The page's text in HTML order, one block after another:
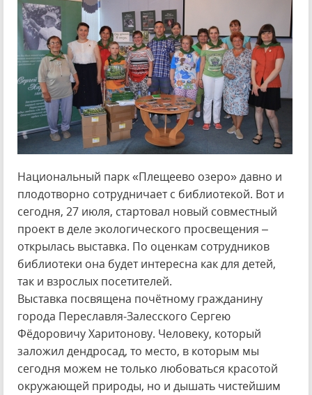
Национальный парк «Плещеево озеро» давно и
плодотворно сотрудничает с библиотекой. Вот и
сегодня, 27 июля, стартовал новый совместный
проект в деле экологического просвещения –
открылась выставка. По оценкам сотрудников
библиотеки она будет интересна как для детей,
так и взрослых посетителей.
Выставка посвящена почётному гражданину
города Переславля-Залесского Сергею
Фёдоровичу Харитонову. Человеку, который
заложил дендросад, то место, в которым мы
сегодня можем не только любоваться красотой
окружающей природы, но и дышать чистейшим